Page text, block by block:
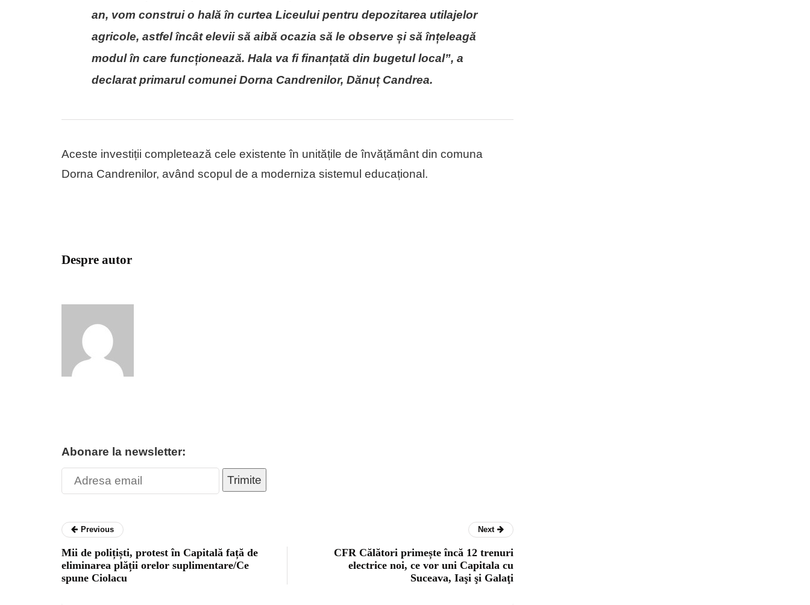
an, vom construi o hală în curtea Liceului pentru depozitarea utilajelor
agricole, astfel încât elevii să aibă ocazia să le observe și să înțeleagă
modul în care funcționează. Hala va fi finanțată din bugetul local”, a
declarat primarul comunei Dorna Candrenilor, Dănuț Candrea.
Aceste investiții completează cele existente în unitățile de învățământ din comuna
Dorna Candrenilor, având scopul de a moderniza sistemul educațional.
Despre autor
Abonare la newsletter:
Trimite
Previous
Mii de polițiști, protest în Capitală față de
eliminarea plății orelor suplimentare/Ce
spune Ciolacu
Next
CFR Călători primește încă 12 trenuri
electrice noi, ce vor uni Capitala cu
Suceava, Iaşi şi Galaţi